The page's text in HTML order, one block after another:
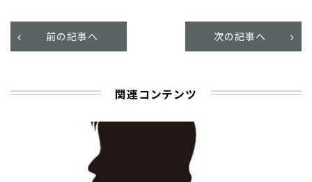
前の記事へ 次の記事へ
関連コンテンツ